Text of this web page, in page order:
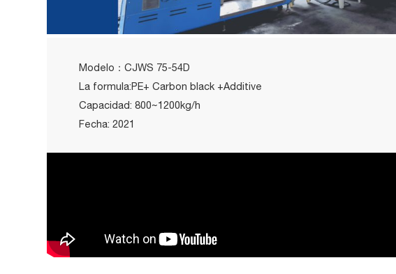
Modelo：CJWS 75-54D
La formula:PE+ Carbon black +Additive
Capacidad: 800~1200kg/h
Fecha: 2021